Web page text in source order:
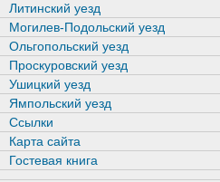
Литинский уезд
Могилев-Подольский уезд
Ольгопольский уезд
Проскуровский уезд
Ушицкий уезд
Ямпольский уезд
Ссылки
Карта сайта
Гостевая книга